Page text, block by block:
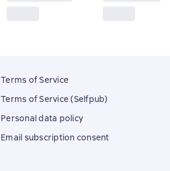
Terms of Service
Terms of Service (Selfpub)
Personal data policy
Email subscription consent